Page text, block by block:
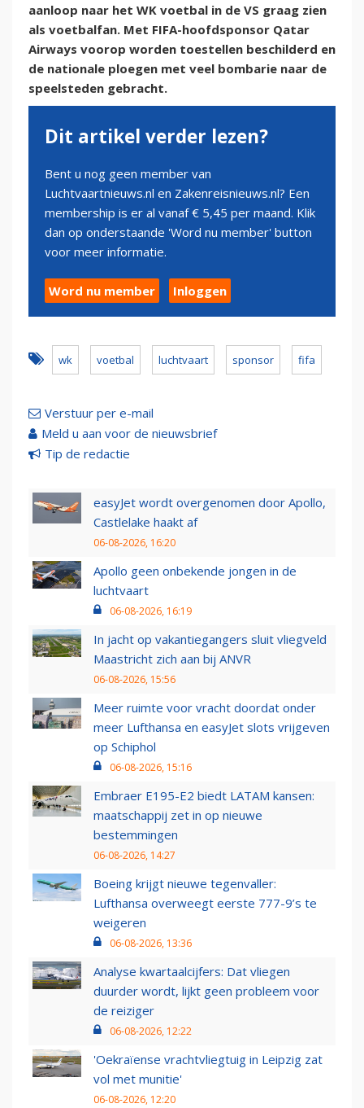
aanloop naar het WK voetbal in de VS graag zien
als voetbalfan. Met FIFA-hoofdsponsor Qatar
Airways voorop worden toestellen beschilderd en
de nationale ploegen met veel bombarie naar de
speelsteden gebracht.
Dit artikel verder lezen?
Bent u nog geen member van
Luchtvaartnieuws.nl en Zakenreisnieuws.nl? Een
membership is er al vanaf € 5,45 per maand. Klik
dan op onderstaande 'Word nu member' button
voor meer informatie.
Word nu member Inloggen
wk voetbal luchtvaart sponsor fifa
Verstuur per e-mail
Meld u aan voor de nieuwsbrief
Tip de redactie
easyJet wordt overgenomen door Apollo,
Castlelake haakt af
06-08-2026, 16:20
Apollo geen onbekende jongen in de
luchtvaart
06-08-2026, 16:19
In jacht op vakantiegangers sluit vliegveld
Maastricht zich aan bij ANVR
06-08-2026, 15:56
Meer ruimte voor vracht doordat onder
meer Lufthansa en easyJet slots vrijgeven
op Schiphol
06-08-2026, 15:16
Embraer E195-E2 biedt LATAM kansen:
maatschappij zet in op nieuwe
bestemmingen
06-08-2026, 14:27
Boeing krijgt nieuwe tegenvaller:
Lufthansa overweegt eerste 777-9’s te
weigeren
06-08-2026, 13:36
Analyse kwartaalcijfers: Dat vliegen
duurder wordt, lijkt geen probleem voor
de reiziger
06-08-2026, 12:22
'Oekraïense vrachtvliegtuig in Leipzig zat
vol met munitie'
06-08-2026, 12:20